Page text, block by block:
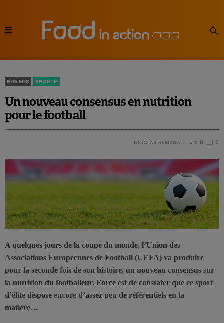
RÉGIMES SPORTIF
Un nouveau consensus en nutrition
pour le football
NICOLAS ROUSSEAU 0 0
A quelques jours de la coupe du monde, l’Union des
Associations Européennes de Football (UEFA) va produire
pour la seconde fois de son histoire, un nouveau consensus sur
la nutrition du footballeur. Force est de constater que ce sport
d’élite dispose encore d’assez peu de référentiels en la
matière…